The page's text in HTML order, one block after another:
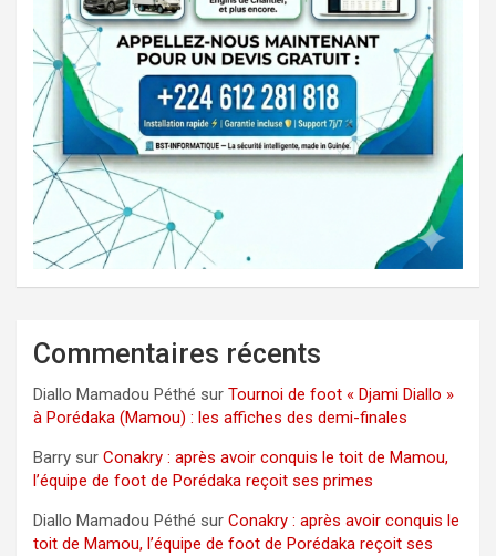
Commentaires récents
Diallo Mamadou Péthé sur Tournoi de foot « Djami Diallo »
à Porédaka (Mamou) : les affiches des demi-finales
Barry sur Conakry : après avoir conquis le toit de Mamou,
l’équipe de foot de Porédaka reçoit ses primes
Diallo Mamadou Péthé sur Conakry : après avoir conquis le
toit de Mamou, l’équipe de foot de Porédaka reçoit ses